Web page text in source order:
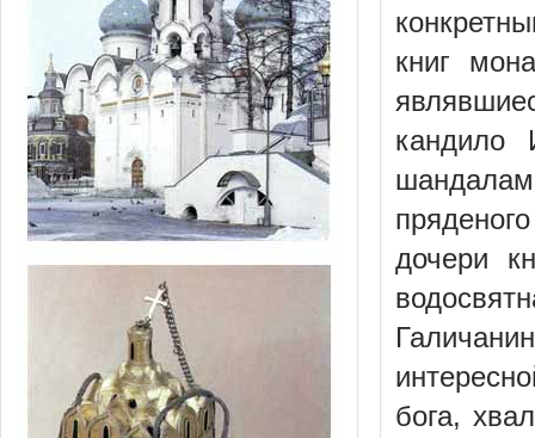
книг
кандило
дочери
бога,